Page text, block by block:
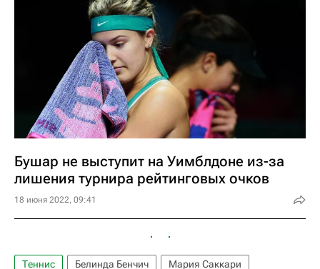
Бушар не выступит на Уимблдоне из-за
лишения турнира рейтинговых очков
18 июня 2022, 09:41
Теннис Белинда Бенчич Мария Саккари